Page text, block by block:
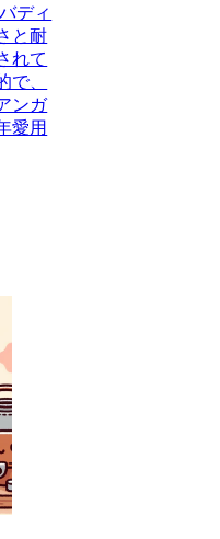
ディ
と耐
れて
で、
ンガ
愛用